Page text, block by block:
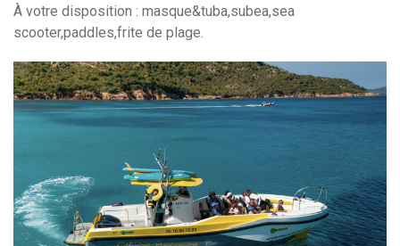
À votre disposition : masque&tuba,subea,sea
scooter,paddles,frite de plage.